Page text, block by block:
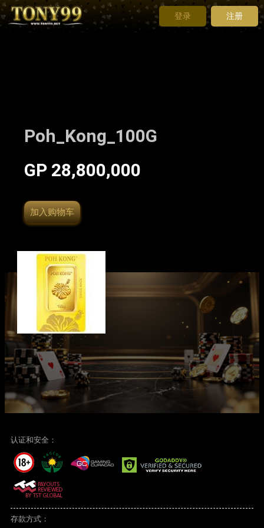
登录 注册
Poh_Kong_100G
GP 28,800,000
加入购物车
认证和安全：
存款方式：